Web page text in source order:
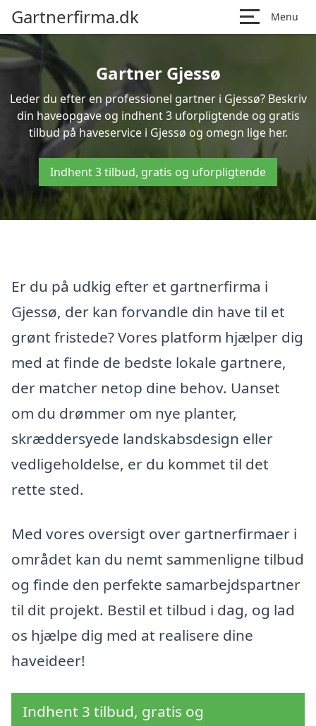
Gartnerfirma.dk Menu
Gartner Gjessø
Leder du efter en professionel gartner i Gjessø? Beskriv
din haveopgave og indhent 3 uforpligtende og gratis
tilbud på haveservice i Gjessø og omegn lige her.
Indhent 3 tilbud, gratis og uforpligtende
Er du på udkig efter et gartnerfirma i
Gjessø, der kan forvandle din have til et
grønt fristede? Vores platform hjælper dig
med at finde de bedste lokale gartnere,
der matcher netop dine behov. Uanset
om du drømmer om nye planter,
skræddersyede landskabsdesign eller
vedligeholdelse, er du kommet til det
rette sted.
Med vores oversigt over gartnerfirmaer i
området kan du nemt sammenligne tilbud
og finde den perfekte samarbejdspartner
til dit projekt. Bestil et tilbud i dag, og lad
os hjælpe dig med at realisere dine
haveideer!
Indhent 3 tilbud, gratis og